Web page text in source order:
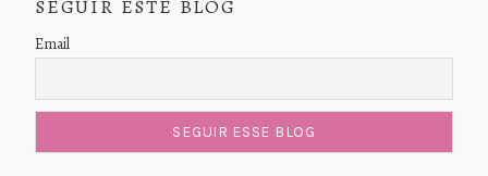
SEGUIR ESTE BLOG
Email